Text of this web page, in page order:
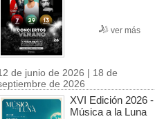
ver más
de junio de 2026 | 18 de
de 2026
XVI Edición 2026 -
Música a la Luna